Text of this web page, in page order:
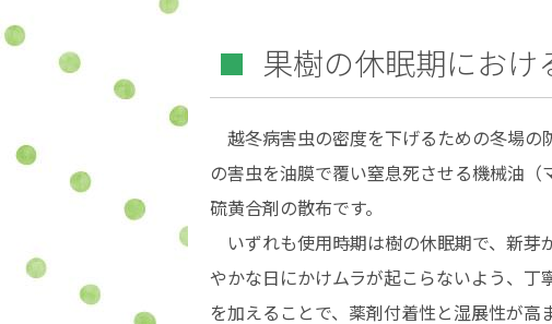
果樹の休眠期におけ
越冬病害虫の密度を下げるための冬場の
の害虫を油膜で覆い窒息死させる機械油
硫黄合剤の散布です。
いずれも使用時期は樹の休眠期で、新芽
やかな日にかけムラが起こらないよう、
を加えることで、薬剤付着性と湿展性が高